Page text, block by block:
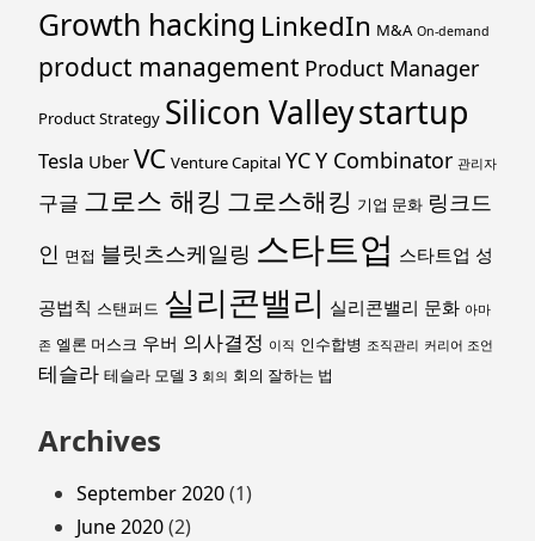
Growth hacking LinkedIn M&A On-demand
product management Product Manager
Product Strategy Silicon Valleystartup
Tesla Uber VC Venture Capital YCY Combinator 관리자
구글 그로스 해킹 그로스해킹 기업 문화 링크드
인 면접 블릿츠스케일링 스타트업 스타트업 성
공법칙 스탠퍼드 실리콘밸리 실리콘밸리 문화 아마
존 엘론 머스크 우버 의사결정 이직 인수합병 조직관리 커리어 조언
테슬라 테슬라 모델 3 회의 회의 잘하는 법
Archives
September 2020(1)
June 2020(2)